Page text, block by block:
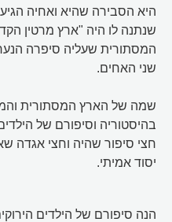
היא הסבירה שהיא ואחיה
שנתנה לו היה "ארץ מרטין
המסתורית שעליה סיפרה
שני האחים.
שמה של הארץ המסתורית
בהיסטוריה וסיפורם של
חצי סיפור שהיה וחצי אגדה
יסוד אמיתי.
הנה סיפורם של הילדים